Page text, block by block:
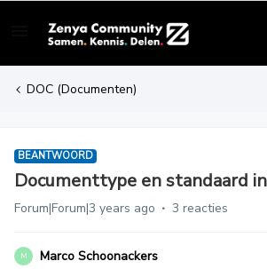
DOC (Documenten)
BEANTWOORD
Documenttype en standaard
Forum|Forum|3 years ago 3 reacties
M
Marco Schoonackers